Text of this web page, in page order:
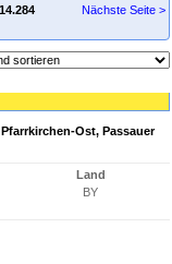
14.284
Nächste Seite >
Ost, Passauer
Land
BY